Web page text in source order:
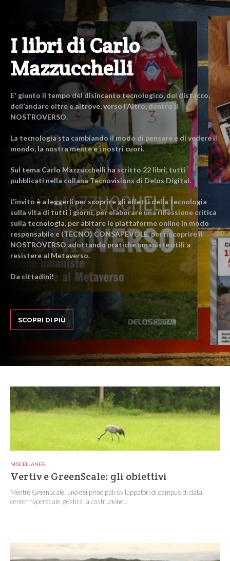
I libri di Carlo
Mazzucchelli
E' giunto il tempo del disincanto tecnologico, del distacco,
dell’andare oltre e altrove, verso l’Altro, dentro il
NOSTROVERSO.
La tecnologia sta cambiando il modo di pensare e di vedere il
mondo, la nostra mente e i nostri cuori.
Sul tema Carlo Mazzucchelli ha scritto 22 libri, tutti
pubblicati nella collana Tecnovisions di Delos Digital.
L'invito è a leggerli per scoprire gli effetti della tecnologia
sulla vita di tutti i giorni, per elaborare una riflessione critica
sulla tecnologia, per abitare le piattaforme online in modo
responsabile e (TECNO) CONSAPEVOLE, per riscoprire il
NOSTROVERSO adottando pratiche umaniste utili a
resistere al Metaverso.
Da cittadini!
SCOPRI DI PIÙ
MISCELLANEA
Vertiv e GreenScale: gli obiettivi
Mentre GreenScale, uno dei principali sviluppatori di campus di data
center hyperscale, gestirà la costruzione...